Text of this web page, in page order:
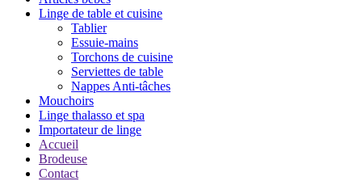
Linge de table et cuisine
Tablier
Essuie-mains
Torchons de cuisine
Serviettes de table
Nappes Anti-tâches
Mouchoirs
Linge thalasso et spa
Importateur de linge
Accueil
Brodeuse
Contact